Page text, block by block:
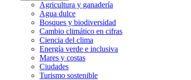
Agricultura y ganadería
Agua dulce
Bosques y biodiversidad
Cambio climático en cifras
Ciencia del clima
Energía verde e inclusiva
Mares y costas
Ciudades
Turismo sostenible